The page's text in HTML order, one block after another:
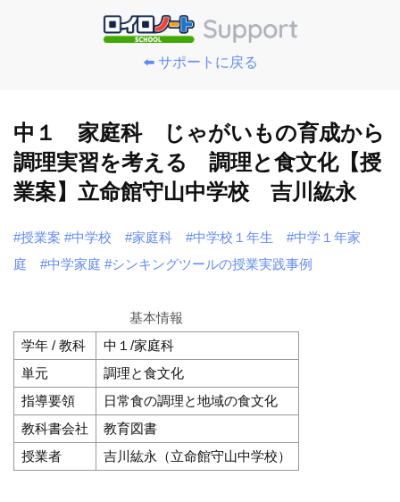
⬅️ サポートに戻る
中１ 家庭科 じゃがいもの育成から
調理実習を考える 調理と食文化【授
業案】立命館守山中学校 吉川紘永
#授業案 #中学校 #家庭科 #中学校１年生
#中学１年家
庭
#中学家庭 #シンキングツールの授業実践事例
基本情報
学年 / 教科
中１/家庭科
単元
調理と食文化
指導要領
日常食の調理と地域の食文化
教科書会社
教育図書
授業者
吉川紘永（立命館守山中学校）